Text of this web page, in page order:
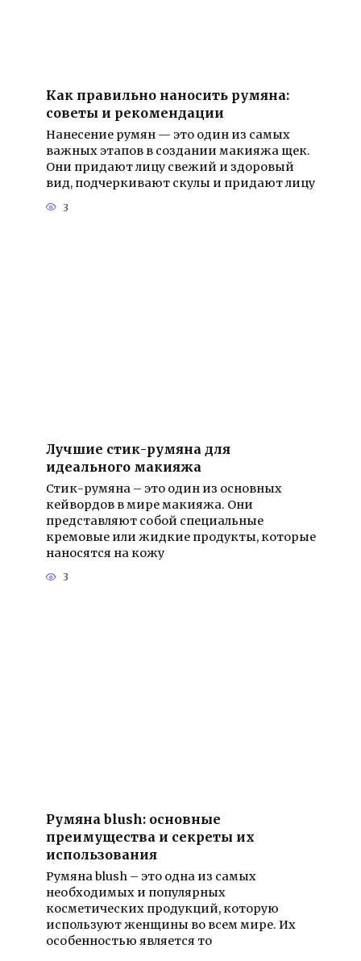
Как правильно наносить румяна:
советы и рекомендации
Нанесение румян — это один из самых
важных этапов в создании макияжа щек.
Они придают лицу свежий и здоровый
вид, подчеркивают скулы и придают лицу
3
Лучшие стик-румяна для
идеального макияжа
Стик-румяна – это один из основных
кейвордов в мире макияжа. Они
представляют собой специальные
кремовые или жидкие продукты, которые
наносятся на кожу
3
Румяна blush: основные
преимущества и секреты их
использования
Румяна blush – это одна из самых
необходимых и популярных
косметических продукций, которую
используют женщины во всем мире. Их
особенностью является то